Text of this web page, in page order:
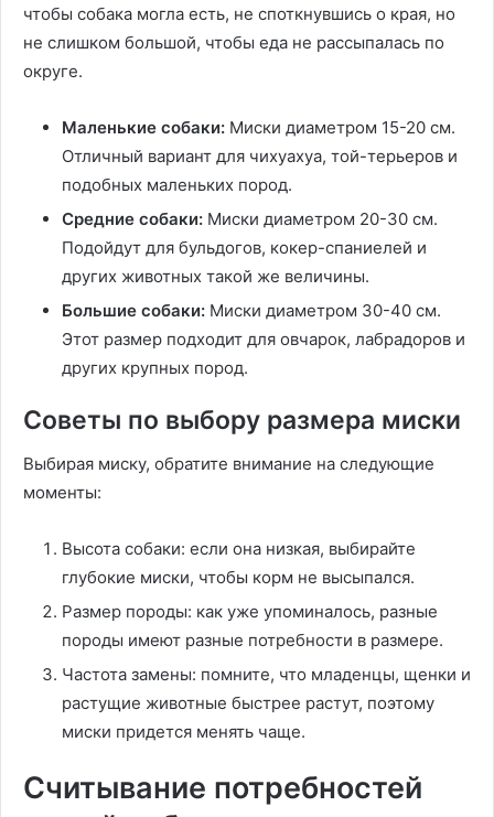
чтобы собака могла есть, не споткнувшись о края, но
не слишком большой, чтобы еда не рассыпалась по
округе.
Маленькие собаки: Миски диаметром 15-20 см.
Отличный вариант для чихуахуа, той-терьеров и
подобных маленьких пород.
Средние собаки: Миски диаметром 20-30 см.
Подойдут для бульдогов, кокер-спаниелей и
других животных такой же величины.
Большие собаки: Миски диаметром 30-40 см.
Этот размер подходит для овчарок, лабрадоров и
других крупных пород.
Советы по выбору размера миски
Выбирая миску, обратите внимание на следующие
моменты:
Высота собаки: если она низкая, выбирайте
глубокие миски, чтобы корм не высыпался.
Размер породы: как уже упоминалось, разные
породы имеют разные потребности в размере.
Частота замены: помните, что младенцы, щенки и
растущие животные быстрее растут, поэтому
миски придется менять чаще.
Считывание потребностей